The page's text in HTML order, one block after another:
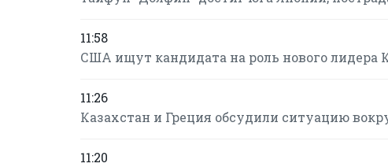
11:58
США ищут кандидата на роль нового
11:26
Казахстан и Греция обсудили ситуацию
11:20